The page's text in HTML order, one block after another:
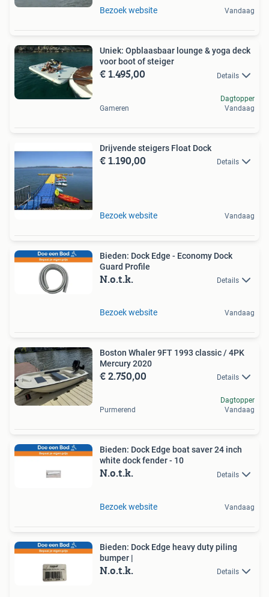
Bezoek website Vandaag
Uniek: Opblaasbaar lounge & yoga deck
voor boot of steiger
€ 1.495,00 Details
Gameren
Dagtopper
Vandaag
Drijvende steigers Float Dock
€ 1.190,00 Details
Bezoek website Vandaag
Bieden: Dock Edge - Economy Dock
Guard Profile
N.o.t.k. Details
Bezoek website Vandaag
Boston Whaler 9FT 1993 classic / 4PK
Mercury 2020
€ 2.750,00 Details
Purmerend
Dagtopper
Vandaag
Bieden: Dock Edge boat saver 24 inch
white dock fender - 10
N.o.t.k. Details
Bezoek website Vandaag
Bieden: Dock Edge heavy duty piling
bumper |
N.o.t.k. Details